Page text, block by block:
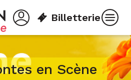
Billetterie
en Scène